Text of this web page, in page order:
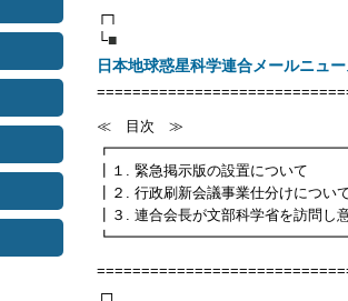
┌┐
└■
日本地球惑星科学連合メールニュ
≪ 目次 ≫
┃１. 緊急掲示版の設置について
┃２. 行政刷新会議事業仕分けについ
┃３. 連合会長が文部科学省を訪問し
┌┐